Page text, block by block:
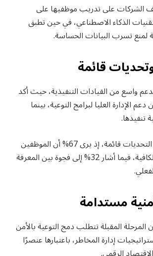
الشركات على تدريب موظفيها على
الذكاء الاصطناعي، في حين تطبق
قائمة
واسع من القيادات التنفيذية، حيث أكد
الإدارة العليا لبرامج التوعية، بينما
تنفيذها.
ورغم ذلك، لا تزال التحديات قائمة، إذ يرى 67% أن الموظفين
يفتقرون للمعرفة الكافية، فيما أشار 32% إلى فجوة بين المعرفة
مستدامة
المقبلة تتطلب دمج التوعية بالأمن
إدارة المخاطر، باعتبارها عنصرًا